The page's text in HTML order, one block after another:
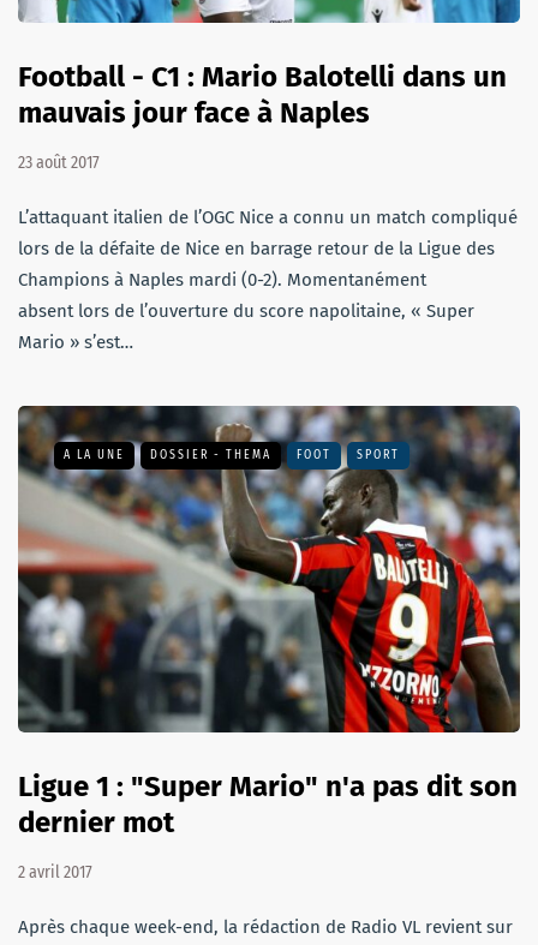
Football - C1 : Mario Balotelli dans un
mauvais jour face à Naples
23 août 2017
L’attaquant italien de l’OGC Nice a connu un match compliqué
lors de la défaite de Nice en barrage retour de la Ligue des
Champions à Naples mardi (0-2). Momentanément
absent lors de l’ouverture du score napolitaine, « Super
Mario » s’est…
A LA UNE DOSSIER - THEMA FOOT SPORT
Ligue 1 : "Super Mario" n'a pas dit son
dernier mot
2 avril 2017
Après chaque week-end, la rédaction de Radio VL revient sur